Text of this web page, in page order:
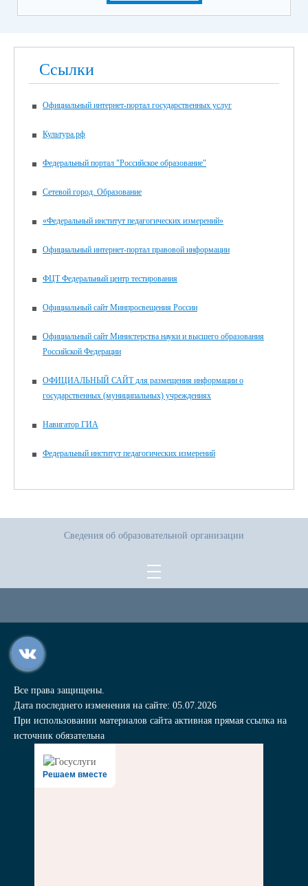
Ссылки
Официальный интернет-портал государственных услуг
Культура.рф
Федеральный портал "Российское образование"
Сетевой город. Образование
«Федеральный институт педагогических измерений»
Официальный интернет-портал правовой информации
ФЦТ Федеральный центр тестирования
Официальный сайт Минпросвещения России
Официальный сайт Министерства науки и высшего образования
Российской Федерации
ОФИЦИАЛЬНЫЙ САЙТ для размещения информации о
государственных (муниципальных) учреждениях
Навигатор ГИА
Федеральный институт педагогических измерений
Сведения об образовательной организации
Все права защищены.
Дата последнего изменения на сайте: 05.07.2026
При использовании материалов сайта активная прямая ссылка на
источник обязательна
Решаем вместе